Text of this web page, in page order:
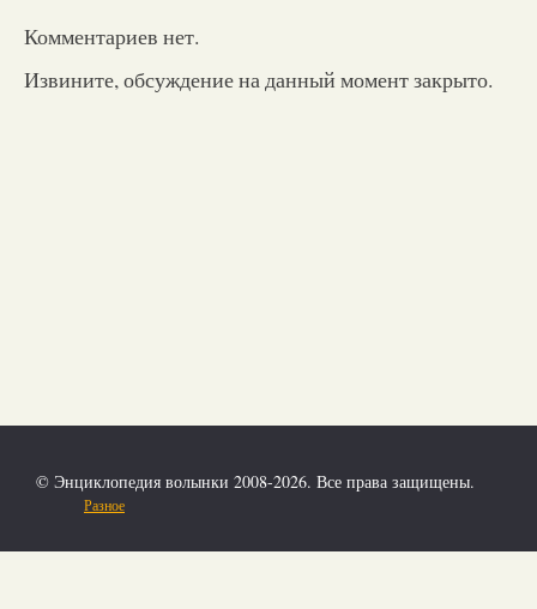
Комментариев нет.
Извините, обсуждение на данный момент закрыто.
© Энциклопедия волынки 2008-2026. Все права защищены.
Разное